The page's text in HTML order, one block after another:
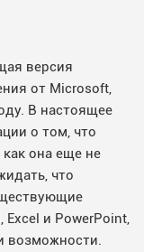
версия
от Microsoft,
В настоящее
о том, что
она еще не
что
Excel и PowerPoint,
возможности.